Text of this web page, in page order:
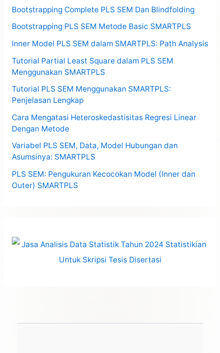
Bootstrapping Complete PLS SEM Dan Blindfolding
Bootstrapping PLS SEM Metode Basic SMARTPLS
Inner Model PLS SEM dalam SMARTPLS: Path Analysis
Tutorial Partial Least Square dalam PLS SEM
Menggunakan SMARTPLS
Tutorial PLS SEM Menggunakan SMARTPLS:
Penjelasan Lengkap
Cara Mengatasi Heteroskedastisitas Regresi Linear
Dengan Metode
Variabel PLS SEM, Data, Model Hubungan dan
Asumsinya: SMARTPLS
PLS SEM: Pengukuran Kecocokan Model (Inner dan
Outer) SMARTPLS